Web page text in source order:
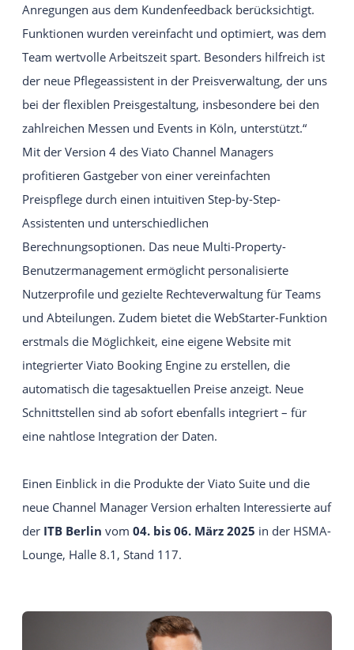
Anregungen aus dem Kundenfeedback berücksichtigt.
Funktionen wurden vereinfacht und optimiert, was dem
Team wertvolle Arbeitszeit spart. Besonders hilfreich ist
der neue Pflegeassistent in der Preisverwaltung, der uns
bei der flexiblen Preisgestaltung, insbesondere bei den
zahlreichen Messen und Events in Köln, unterstützt.“
Mit der Version 4 des Viato Channel Managers
profitieren Gastgeber von einer vereinfachten
Preispflege durch einen intuitiven Step-by-Step-
Assistenten und unterschiedlichen
Berechnungsoptionen. Das neue Multi-Property-
Benutzermanagement ermöglicht personalisierte
Nutzerprofile und gezielte Rechteverwaltung für Teams
und Abteilungen. Zudem bietet die WebStarter-Funktion
erstmals die Möglichkeit, eine eigene Website mit
integrierter Viato Booking Engine zu erstellen, die
automatisch die tagesaktuellen Preise anzeigt. Neue
Schnittstellen sind ab sofort ebenfalls integriert – für
eine nahtlose Integration der Daten.
Einen Einblick in die Produkte der Viato Suite und die
neue Channel Manager Version erhalten Interessierte auf
der ITB Berlin vom 04. bis 06. März 2025 in der HSMA-
Lounge, Halle 8.1, Stand 117.